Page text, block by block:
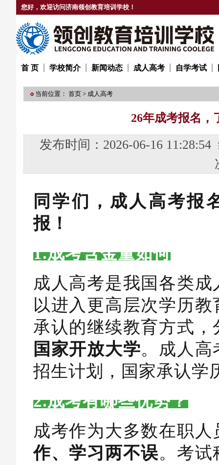
您好，欢迎访问济南领创教育培训学校！
首 页 学校简介 新闻动态 成人高考 自学考试
当前位置： 首页 > 成人高考
26年成考报名，
发布时间：2026-06-16
同学们，成人高考报
报！
1.成考含金量如何
成人高考是我国各类
以进入更高层次学历
承认的继续教育方式，
国家开放大学。成人高
招生计划，国家承认学
2.成考有哪些优势？
成考作为大多数在职
作、学习两不误。考试